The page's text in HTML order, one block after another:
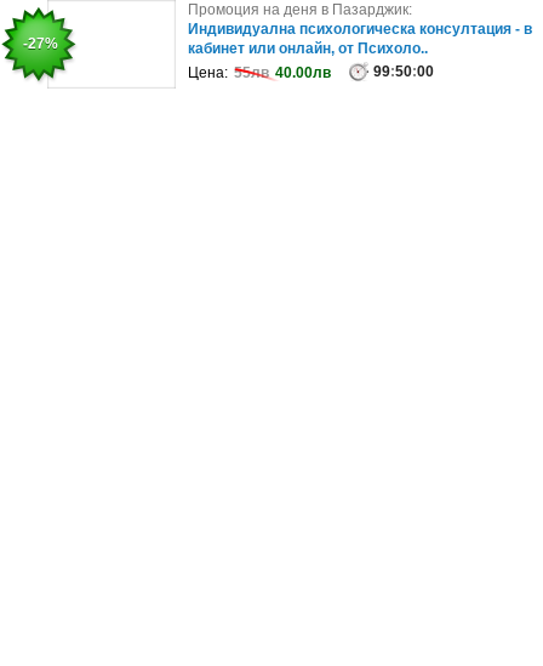
-79%
Промоция на деня в София:
Почистване на зъбен камък и оцветявания с
ултразвук, плюс полиране с AirFl..
Цена: 120лв 25лв 99:50:00
-27%
Промоция на деня в Пазарджик:
Индивидуална психологическа консултация - в
кабинет или онлайн, от Психоло..
Цена: 55лв 40.00лв 99:50:00